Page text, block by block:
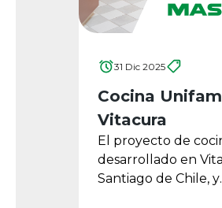
31 Dic 2025
Cocina
Vitacura
El proyecto de
desarrollado en
Santiago de Chile, y